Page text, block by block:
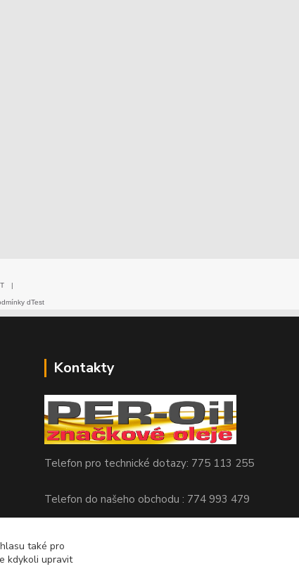
|
dTest
Kontakty
Telefon pro technické dotazy: 775 113 255
Telefon do našeho obchodu : 774 993 479
také pro
kdykoli upravit